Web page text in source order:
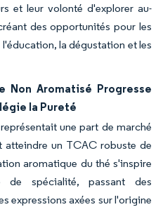
et leur volonté d'explorer au-
des opportunités pour les
la dégustation et les
Non Aromatisé Progresse
la Pureté
une part de marché
atteindre un TCAC robuste de
aromatique du thé s'inspire
spécialité, passant des
expressions axées sur l'origine